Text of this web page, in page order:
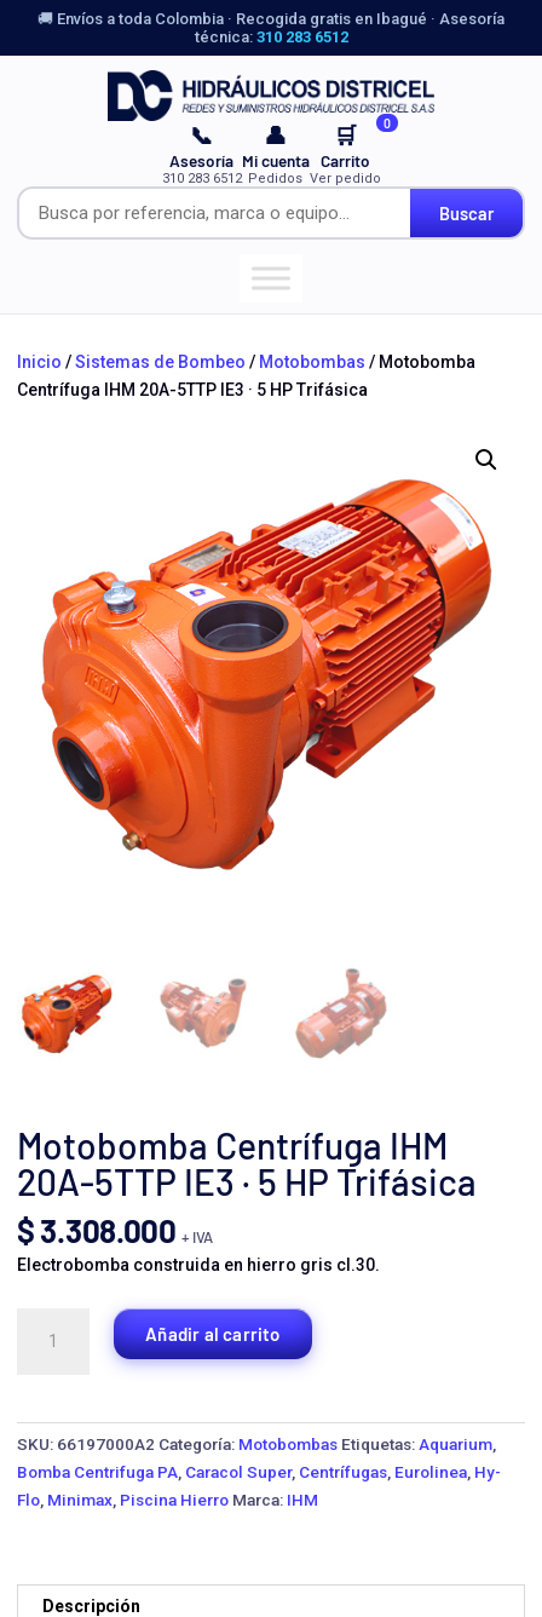
🚚 Envíos a toda Colombia · Recogida gratis en Ibagué · Asesoría
técnica: 310 283 6512
Buscar
📞
Asesoría
310 283 6512
👤
Mi cuenta
Pedidos
🛒 0
Carrito
Ver pedido
Inicio /Sistemas de Bombeo / Motobombas / Motobomba
Centrífuga IHM 20A-5TTP IE3 · 5 HP Trifásica
Motobomba Centrífuga IHM
20A-5TTP IE3 · 5 HP Trifásica
$3.308.000 + IVA
Electrobomba construida en hierro gris cl.30.
Centrífuga
cantidad
Añadir al carrito
SKU: 66197000A2 Categoría: Motobombas Etiquetas: Aquarium
Bomba Centrifuga PA Caracol Super, Centrífugas Eurolinea Hy-
Flo Minimax Piscina Hierro Marca: IHM
Descripción